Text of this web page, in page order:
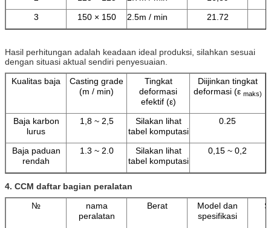
3
150 × 150 2.5m / min 21.72
Hasil perhitungan adalah keadaan ideal produksi, silahkan sesuai
dengan situasi aktual sendiri penyesuaian.
Kualitas baja
Casting grade
(m / min)
Tingkat
deformasi
efektif (ε)
Diijinkan tingkat
deformasi (ε maks)
Baja karbon
lurus
1,8 ~ 2,5
Silakan lihat
tabel komputasi
0.25
Baja paduan
rendah
1.3 ~ 2.0
Silakan lihat
tabel komputasi
0,15 ~ 0,2
4. CCM daftar bagian peralatan
№
nama
peralatan
Berat
Model dan
spesifikasi